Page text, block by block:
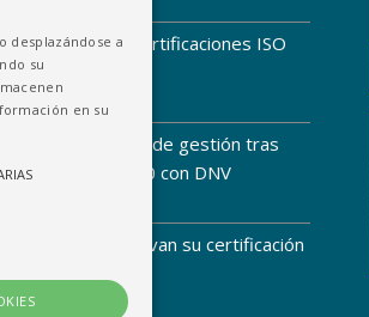
renueva sus certificaciones ISO
su modelo de gestión tras
ISO 22000 con DNV
y Dragovip renuevan su certificación
desplazándose a
su
en su